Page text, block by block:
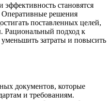
становятся
решения
поставленных целей,
Рациональный подход к
затраты и повысить
документов, которые
и требованиям.